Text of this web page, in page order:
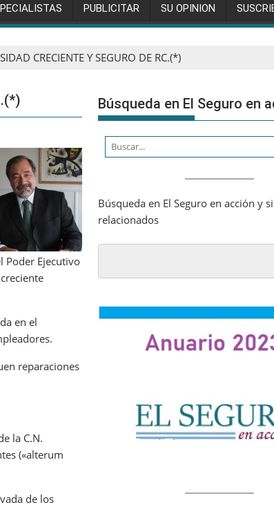
PUBLICITAR SU OPINION
CRECIENTE Y SEGURO DE RC.(*)
Poder Ejecutivo
en el
reparaciones
la C.N.
(«alterum
de los
Búsqueda en El Seguro en
Búsqueda en El Seguro en acción y
relacionados